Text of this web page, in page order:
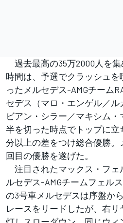
過去最高の35万2000人を
時間は、予選でクラッシュ
ったメルセデス-AMGチーム
セデス（マロ・エンゲル／
ビアン・シラー／マキシム
半を切った時点でトップに立
分以上の差をつけ総合優勝。
回目の優勝を遂げた。
注目されたマックス・フェ
ルセデス-AMGチームフェル
の3号車メルセデスは序盤か
レースをリードしたが、右リ